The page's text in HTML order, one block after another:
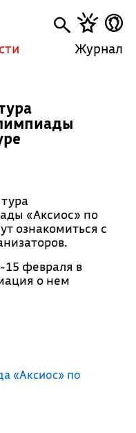
Журнал
«Аксиос» по
ознакомиться с
февраля в
о нем
«Аксиос» по